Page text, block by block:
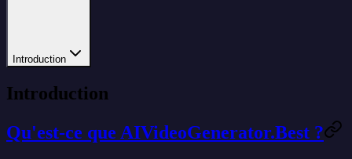
Introduction
Introduction
Qu'est-ce que AIVideoGenerator.Best ?